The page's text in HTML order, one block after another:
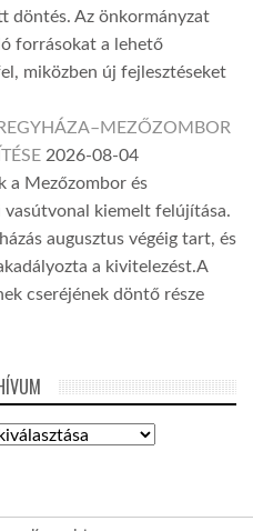
döntés. Az önkormányzat
forrásokat a lehető
miközben új fejlesztéseket
2026-08-04
a Mezőzombor és
kiemelt felújítása.
augusztus végéig tart, és
a kivitelezést.A
cseréjének döntő része